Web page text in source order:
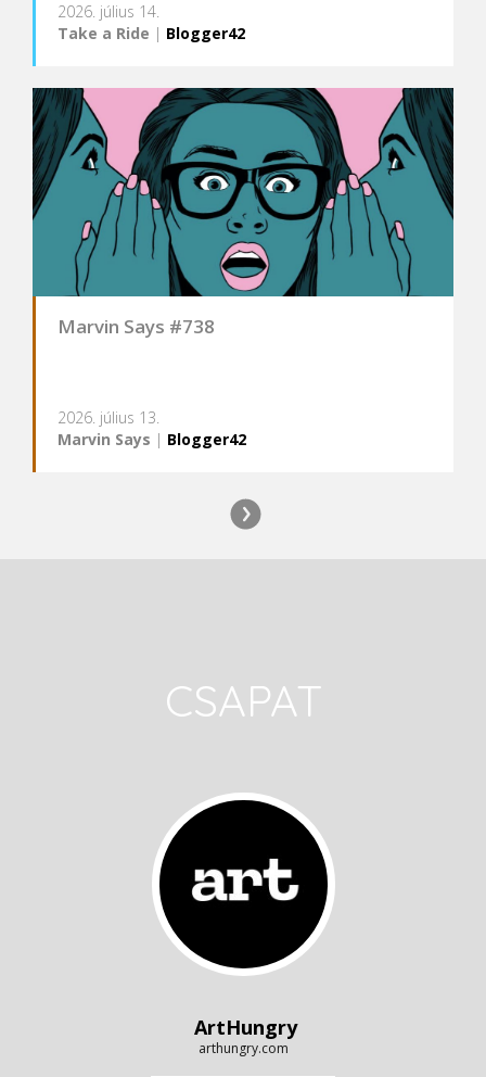
2026. július 14.
Take a Ride | Blogger42
Marvin Says #738
2026. július 13.
Marvin Says | Blogger42
CSAPAT
ArtHungry
arthungry.com